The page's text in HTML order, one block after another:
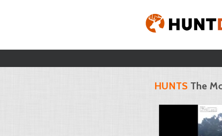
HUNTS The